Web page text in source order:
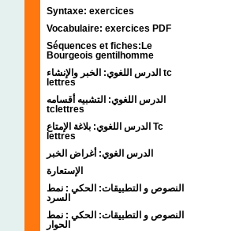
Syntaxe: exercices
Vocabulaire: exercices PDF
Séquences et fiches:Le
Bourgeois gentilhomme
الدرس اللغوي: الخبر والإنشاء tc
lettres
الدرس اللغوي: التشبيه أقسامه
tclettres
الدرس اللغوي: بلاغة الإمتاع Tc
lettres
الدرس الغوي: أغراض الخبر
الإستعارة
النصوص و التطبيقات: الحكي : نمط
السرد
النصوص و التطبيقات: الحكي : نمط
الحوار